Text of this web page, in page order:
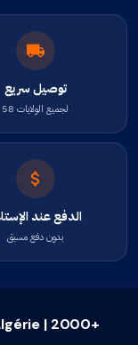
توصيل سريع
لجميع الولايات 58
الدفع عند
بدون دفع مسبق
| 2000+